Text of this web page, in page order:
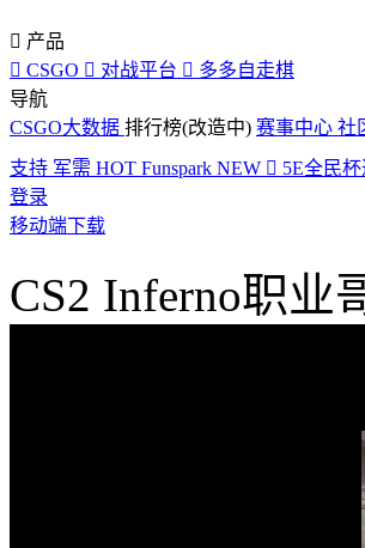
 产品
 CSGO  对战平台  多多自走棋
导航
CSGO大数据 排行榜(改造中) 赛事中心 社
支持 军需 HOT Funspark NEW  5E全民
登录
移动端下载
CS2 Inferno职业